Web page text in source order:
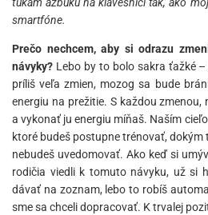
smartfóne.
Prečo nechcem, aby si odrazu
návyky? Lebo by to bolo sakra ťažké
príliš veľa zmien, mozog sa bude
energiu na prežitie. S každou
a vykonať ju energiu míňaš. Naším
ktoré budeš postupne trénovať, dokým
nebudeš uvedomovať. Ako keď si
rodičia viedli k tomuto návyku, už si
dávať na zoznam, lebo to robíš
sme sa chceli dopracovať. K trvalej